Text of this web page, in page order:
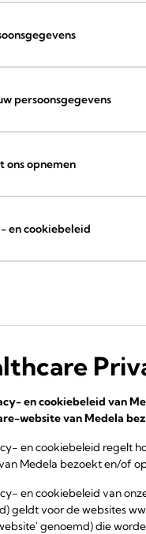
persoonsgegevens
ons opnemen
en cookiebeleid
en cookiebeleid van
website van Medela
en cookiebeleid regelt
Medela bezoekt en/of
en cookiebeleid van
geldt voor de websites
genoemd) die